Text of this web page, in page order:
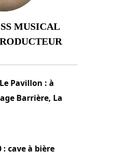
MUSICAL
Pavillon : à
Barrière, La
: cave à bière